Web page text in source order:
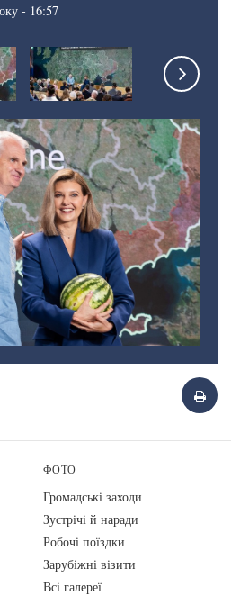
- 16:57
ФОТО
Громадські заходи
Зустрічі й наради
Робочі поїздки
Зарубіжні візити
Всі галереї